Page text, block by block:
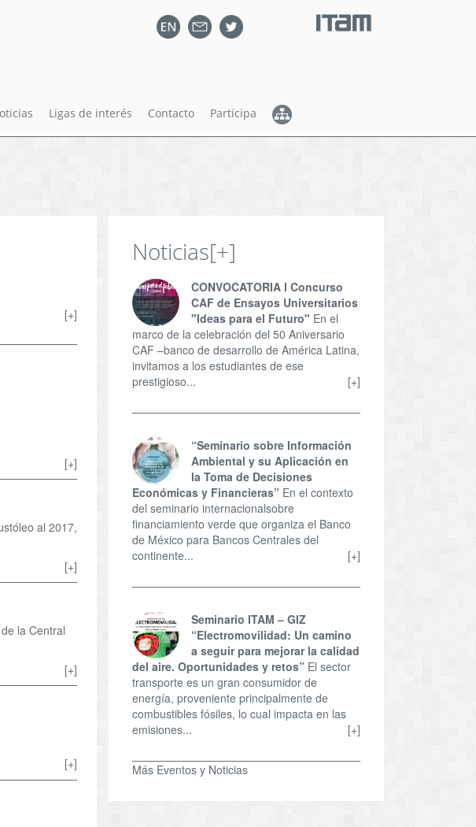
Ligas de interés Contacto Participa
[+]
[+]
al 2017,
[+]
la Central
[+]
[+]
Noticias[+]
CONVOCATORIA l Concurso
CAF de Ensayos Universitarios
"Ideas para el Futuro" En el
marco de la celebración del 50 Aniversario
CAF –banco de desarrollo de América Latina,
invitamos a los estudiantes de ese
prestigioso...
[+]
“Seminario sobre Información
Ambiental y su Aplicación en
la Toma de Decisiones
Económicas y Financieras” En el contexto
del seminario internacionalsobre
financiamiento verde que organiza el Banco
de México para Bancos Centrales del
continente...
[+]
Seminario ITAM – GIZ
“Electromovilidad: Un camino
a seguir para mejorar la calidad
del aire. Oportunidades y retos” El sector
transporte es un gran consumidor de
energía, proveniente principalmente de
combustibles fósiles, lo cual impacta en las
emisiones...
[+]
Más Eventos y Noticias